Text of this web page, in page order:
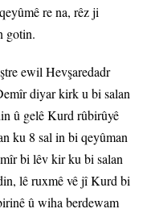
re na, rêz ji
gotin.
ewil Hevşaredadr
diyar kirk u bi salan
û gelê Kurd rûbirûyê
ku 8 sal in bi qeyûman
bi lêv kir ku bi salan
lê ruxmê vê jî Kurd bi
û wiha berdewam